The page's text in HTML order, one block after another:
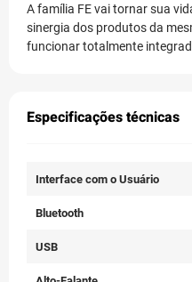
A família FE vai tornar sua
sinergia dos produtos da
funcionar totalmente
Especificações técnicas
Interface com o Usuário
Bluetooth
USB